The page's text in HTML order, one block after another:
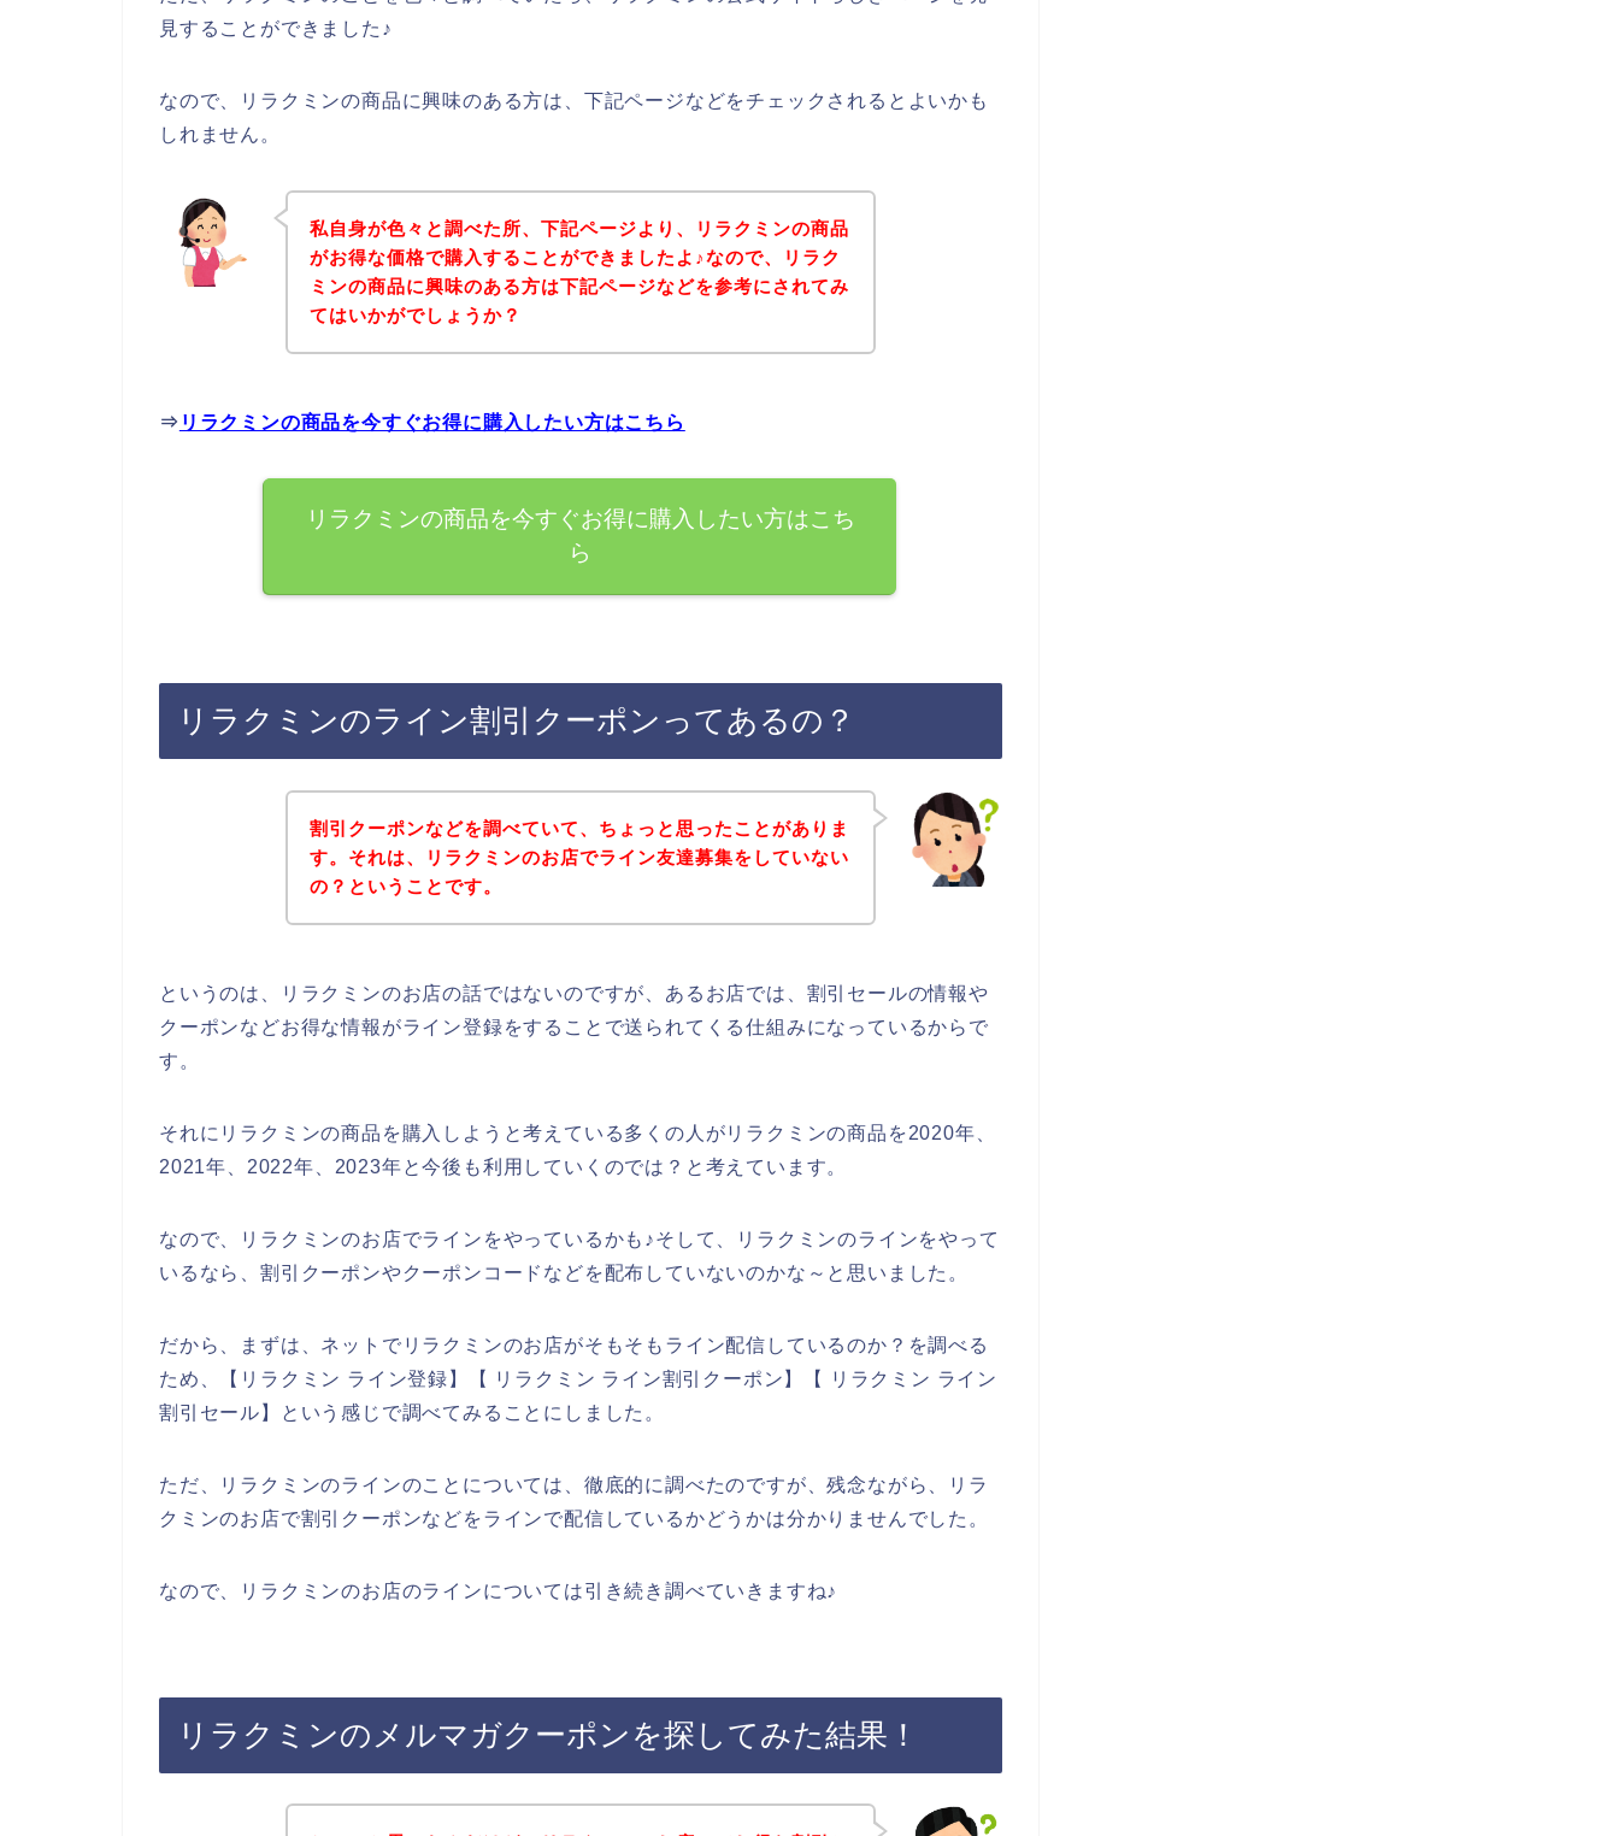
見することができました♪
なので、リラクミンの商品に興味のある方は、下記ページなどをチェックされるとよいかも
しれません。
私自身が色々と調べた所、下記ページより、リラクミンの商品
がお得な価格で購入することができましたよ♪なので、リラク
ミンの商品に興味のある方は下記ページなどを参考にされてみ
てはいかがでしょうか？
⇒ リラクミンの商品を今すぐお得に購入したい方はこちら
リラクミンの商品を今すぐお得に購入したい方はこち
ら
リラクミンのライン割引クーポンってあるの？
割引クーポンなどを調べていて、ちょっと思ったことがありま
す。それは、リラクミンのお店でライン友達募集をしていない
の？ということです。
というのは、リラクミンのお店の話ではないのですが、あるお店では、割引セールの情報や
クーポンなどお得な情報がライン登録をすることで送られてくる仕組みになっているからで
す。
それにリラクミンの商品を購入しようと考えている多くの人がリラクミンの商品を2020年、
2021年、2022年、2023年と今後も利用していくのでは？と考えています。
なので、リラクミンのお店でラインをやっているかも♪そして、リラクミンのラインをやって
いるなら、割引クーポンやクーポンコードなどを配布していないのかな～と思いました。
だから、まずは、ネットでリラクミンのお店がそもそもライン配信しているのか？を調べる
ため、【リラクミン ライン登録】【 リラクミン ライン割引クーポン】【 リラクミン ライン
割引セール】という感じで調べてみることにしました。
ただ、リラクミンのラインのことについては、徹底的に調べたのですが、残念ながら、リラ
クミンのお店で割引クーポンなどをラインで配信しているかどうかは分かりませんでした。
なので、リラクミンのお店のラインについては引き続き調べていきますね♪
リラクミンのメルマガクーポンを探してみた結果！